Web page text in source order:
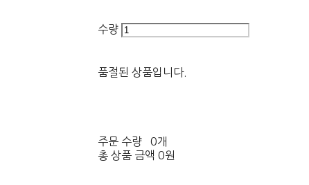
수량
품절된 상품입니다.
주문 수량
0개
총 상품 금액 0원